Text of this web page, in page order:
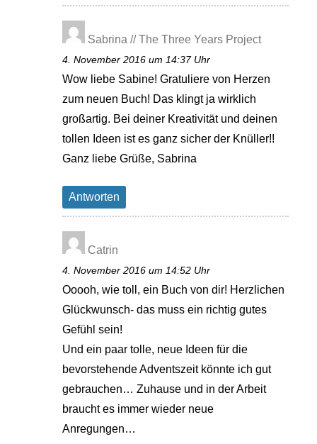
Sabrina // The Three Years Project
4. November 2016 um 14:37 Uhr
Wow liebe Sabine! Gratuliere von Herzen
zum neuen Buch! Das klingt ja wirklich
großartig. Bei deiner Kreativität und deinen
tollen Ideen ist es ganz sicher der Knüller!!
Ganz liebe Grüße, Sabrina
Antworten
Catrin
4. November 2016 um 14:52 Uhr
Ooooh, wie toll, ein Buch von dir! Herzlichen
Glückwunsch- das muss ein richtig gutes
Gefühl sein!
Und ein paar tolle, neue Ideen für die
bevorstehende Adventszeit könnte ich gut
gebrauchen… Zuhause und in der Arbeit
braucht es immer wieder neue
Anregungen…